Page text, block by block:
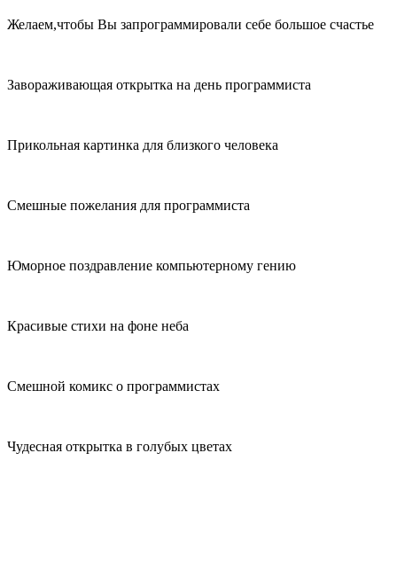
Желаем,чтобы Вы запрограммировали себе большое счастье
Завораживающая открытка на день программиста
Прикольная картинка для близкого человека
Смешные пожелания для программиста
Юморное поздравление компьютерному гению
Красивые стихи на фоне неба
Смешной комикс о программистах
Чудесная открытка в голубых цветах